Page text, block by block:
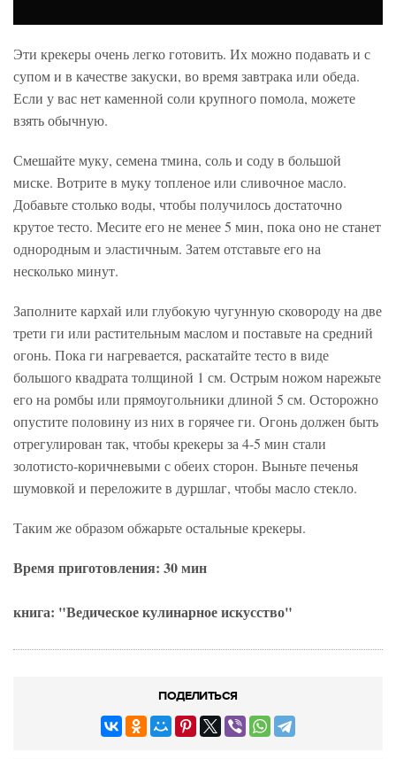
Эти крекеры очень легко готовить. Их можно подавать и с
супом и в качестве закуски, во время завтрака или обеда.
Если у вас нет каменной соли крупного помола, можете
взять обычную.
Смешайте муку, семена тмина, соль и соду в большой
миске. Вотрите в муку топленое или сливочное масло.
Добавьте столько воды, чтобы получилось достаточно
крутое тесто. Месите его не менее 5 мин, пока оно не станет
однородным и эластичным. Затем отставьте его на
несколько минут.
Заполните кархай или глубокую чугунную сковороду на две
трети ги или растительным маслом и поставьте на средний
огонь. Пока ги нагревается, раскатайте тесто в виде
большого квадрата толщиной 1 см. Острым ножом нарежьте
его на ромбы или прямоугольники длиной 5 см. Осторожно
опустите половину из них в горячее ги. Огонь должен быть
отрегулирован так, чтобы крекеры за 4-5 мин стали
золотисто-коричневыми с обеих сторон. Выньте печенья
шумовкой и переложите в дуршлаг, чтобы масло стекло.
Таким же образом обжарьте остальные крекеры.
Время приготовления: 30 мин
книга: "Ведическое кулинарное искусство"
ПОДЕЛИТЬСЯ